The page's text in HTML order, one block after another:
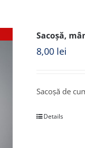
Sacoșă,
8,00 lei
Sacoșă de
Details